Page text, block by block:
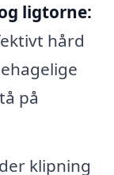
ligtorne:
hård
på
klipning